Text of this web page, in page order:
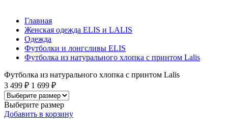
Главная
Женская одежда ELIS и LALIS
Одежда
Футболки и лонгсливы ELIS
Футболка из натурального хлопка с принтом Lalis
Футболка из натурального хлопка с принтом Lalis
3 499 ₽ 1 699 ₽
Выберите размер
Добавить в корзину